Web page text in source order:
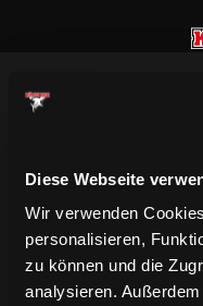
Diese Webseite
Wir verwenden
personalisieren,
zu können und die
analysieren.